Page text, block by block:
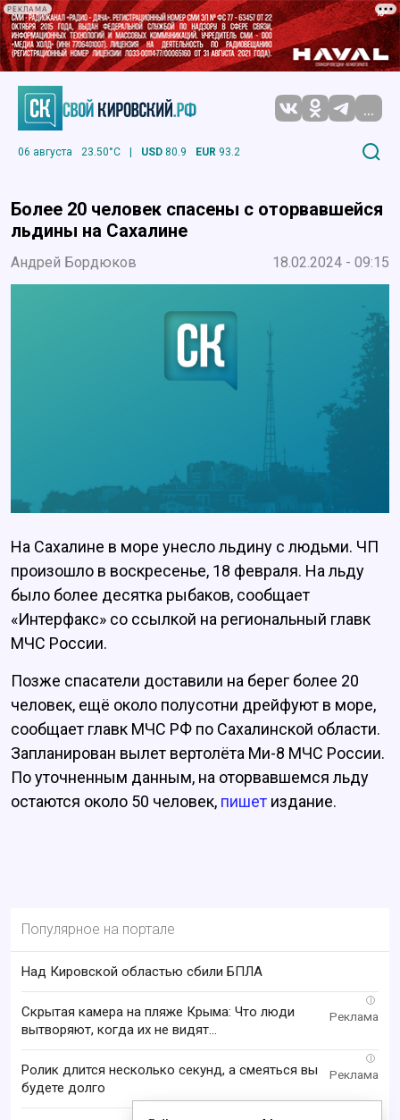
РЕКЛАМА
...
06 августа 23.50°C | USD 80.9 EUR 93.2
Более 20 человек спасены с оторвавшейся
льдины на Сахалине
Андрей Бордюков 18.02.2024 - 09:15
На Сахалине в море унесло льдину с людьми. ЧП
произошло в воскресенье, 18 февраля. На льду
было более десятка рыбаков, сообщает
«Интерфакс» со ссылкой на региональный главк
МЧС России.
Позже спасатели доставили на берег более 20
человек, ещё около полусотни дрейфуют в море,
сообщает главк МЧС РФ по Сахалинской области.
Запланирован вылет вертолёта Ми-8 МЧС России.
По уточненным данным, на оторвавшемся льду
остаются около 50 человек, пишет издание.
Популярное на портале
Над Кировской областью сбили БПЛА
i
Скрытая камера на пляже Крыма: Что люди
вытворяют, когда их не видят...
i
Ролик длится несколько секунд, а смеяться вы
будете долго